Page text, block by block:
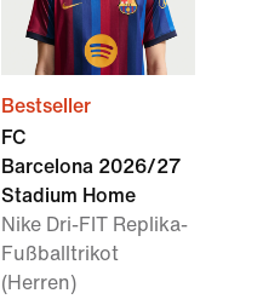
Bestseller
FC
Barcelona 2026/27
Stadium Home
Nike Dri-FIT Replika-
Fußballtrikot
(Herren)